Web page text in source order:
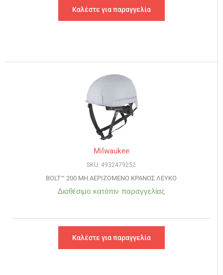
Καλέστε για παραγγελία
Milwaukee
SKU: 4932479252
BOLT™ 200 ΜΗ ΑΕΡΙΖΟΜΕΝΟ ΚΡΑΝΟΣ ΛΕΥΚΟ
Διαθέσιμο κατόπιν παραγγελίας
Καλέστε για παραγγελία